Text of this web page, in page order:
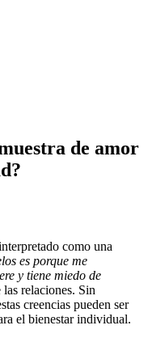
de amor
como una
es porque me
y tiene miedo de
relaciones. Sin
creencias pueden ser
el bienestar individual.